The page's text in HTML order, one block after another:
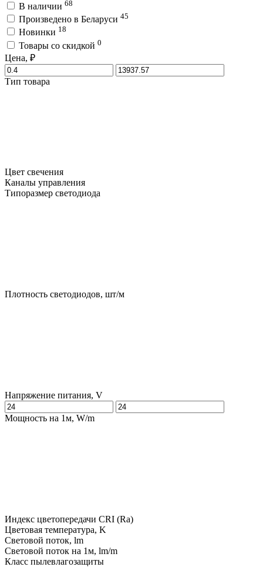
В наличии 68
Произведено в Беларуси 45
Новинки 18
Товары со скидкой 0
Цена, ₽
Тип товара
Цвет свечения
Каналы управления
Типоразмер светодиода
Плотность светодиодов, шт/м
Напряжение питания, V
Мощность на 1м, W/m
Индекс цветопередачи CRI (Ra)
Цветовая температура, K
Световой поток, lm
Световой поток на 1м, lm/m
Класс пылевлагозащиты